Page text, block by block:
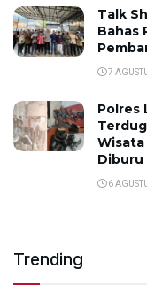
Talk
Bahas
7
Polres
Wisata
Diburu
6
Trending